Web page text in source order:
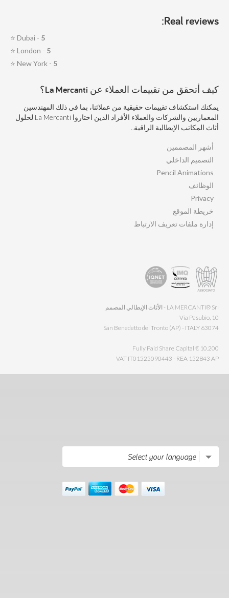
Real reviews:
Dubai - 5
⭐
London - 5
⭐
New York - 5
⭐
كيف أتحقق من تقييمات العملاء عن La Mercanti؟
يمكنك استكشاف تقييمات حقيقية من عملائنا، بما في ذلك المهندسين
المعماريين والشركات والعملاء الأفراد الذين اختاروا La Mercanti لحلول
أثاث المكاتب الإيطالية الراقية..
أشهر المصممين
التصميم الداخلي
Pencil Animations
الوظائف
Privacy
خريطة الموقع
إدارة ملفات تعريف الارتباط
LA MERCANTI® Srl - الأثاث الإيطالي المصمم
Via Pasubio, 10
63074 San Benedetto del Tronto (AP) - ITALY
Fully Paid Share Capital € 10.200
VAT IT01525090443 - REA 152843 AP